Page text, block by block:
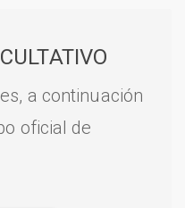
a continuación
oficial de